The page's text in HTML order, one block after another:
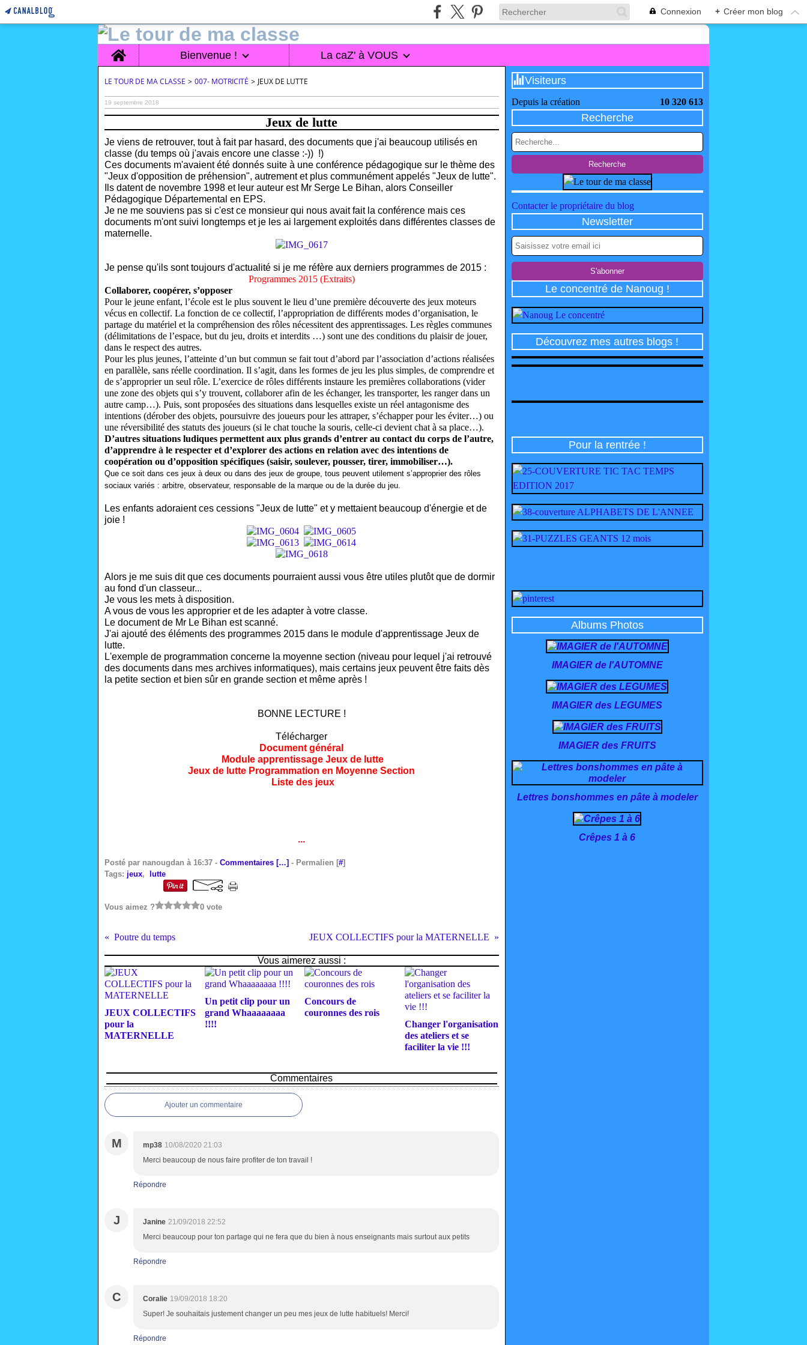
Connexion + Créer mon blog
Home Bienvenue ! La caZ' à VOUS
LE TOUR DE MA CLASSE > 007- MOTRICITÉ > JEUX DE LUTTE
19 septembre 2018
Jeux de lutte
Je viens de retrouver, tout à fait par hasard, des documents que j'ai beaucoup utilisés en
classe (du temps où j'avais encore une classe :-)) !)
Ces documents m'avaient été donnés suite à une conférence pédagogique sur le thème des
"Jeux d'opposition de préhension", autrement et plus communément appelés "Jeux de lutte".
Ils datent de novembre 1998 et leur auteur est Mr Serge Le Bihan, alors Conseiller
Pédagogique Départemental en EPS.
Je ne me souviens pas si c'est ce monsieur qui nous avait fait la conférence mais ces
documents m'ont suivi longtemps et je les ai largement exploités dans différentes classes de
maternelle.
Je pense qu'ils sont toujours d'actualité si je me réfère aux derniers programmes de 2015 :
Programmes 2015 (Extraits)
Collaborer, coopérer, s’opposer
Pour le jeune enfant, l’école est le plus souvent le lieu d’une première découverte des jeux moteurs
vécus en collectif. La fonction de ce collectif, l’appropriation de différents modes d’organisation, le
partage du matériel et la compréhension des rôles nécessitent des apprentissages. Les règles communes
(délimitations de l’espace, but du jeu, droits et interdits …) sont une des conditions du plaisir de jouer,
dans le respect des autres.
Pour les plus jeunes, l’atteinte d’un but commun se fait tout d’abord par l’association d’actions réalisées
en parallèle, sans réelle coordination. Il s’agit, dans les formes de jeu les plus simples, de comprendre et
de s’approprier un seul rôle. L’exercice de rôles différents instaure les premières collaborations (vider
une zone des objets qui s’y trouvent, collaborer afin de les échanger, les transporter, les ranger dans un
autre camp…). Puis, sont proposées des situations dans lesquelles existe un réel antagonisme des
intentions (dérober des objets, poursuivre des joueurs pour les attraper, s’échapper pour les éviter…) ou
une réversibilité des statuts des joueurs (si le chat touche la souris, celle-ci devient chat à sa place…).
D’autres situations ludiques permettent aux plus grands d’entrer au contact du corps de l’autre,
d’apprendre à le respecter et d’explorer des actions en relation avec des intentions de
coopération ou d’opposition spécifiques (saisir, soulever, pousser, tirer, immobiliser…).
Que ce soit dans ces jeux à deux ou dans des jeux de groupe, tous peuvent utilement s’approprier des rôles
sociaux variés : arbitre, observateur, responsable de la marque ou de la durée du jeu.
Les enfants adoraient ces cessions "Jeux de lutte" et y mettaient beaucoup d'énergie et de
joie !
Alors je me suis dit que ces documents pourraient aussi vous être utiles plutôt que de dormir
au fond d'un classeur...
Je vous les mets à disposition.
A vous de vous les approprier et de les adapter à votre classe.
Le document de Mr Le Bihan est scanné.
J'ai ajouté des éléments des programmes 2015 dans le module d'apprentissage Jeux de
lutte.
L'exemple de programmation concerne la moyenne section (niveau pour lequel j'ai retrouvé
des documents dans mes archives informatiques), mais certains jeux peuvent être faits dès
la petite section et bien sûr en grande section et même après !
BONNE LECTURE !
Télécharger
Document général
Module apprentissage Jeux de lutte
Jeux de lutte Programmation en Moyenne Section
Liste des jeux
...
Posté par nanougdan à 16:37 - Commentaires […] - Permalien [#]
Tags: jeux, lutte
Vous aimez ? 0 vote
Poutre du temps JEUX COLLECTIFS pour la MATERNELLE
Vous aimerez aussi :
JEUX COLLECTIFS
pour la
MATERNELLE
Un petit clip pour un
grand Whaaaaaaaa
!!!!
Concours de
couronnes des rois
Changer l'organisation
des ateliers et se
faciliter la vie !!!
Commentaires
Ajouter un commentaire
M mp38 10/08/2020 21:03
Merci beaucoup de nous faire profiter de ton travail !
Répondre
J Janine 21/09/2018 22:52
Merci beaucoup pour ton partage qui ne fera que du bien à nous enseignants mais surtout aux petits
Répondre
C Coralie 19/09/2018 18:20
Super! Je souhaitais justement changer un peu mes jeux de lutte habituels! Merci!
Répondre
Visiteurs
Depuis la création 10 320 613
Recherche
Contacter le propriétaire du blog
Newsletter
Le concentré de Nanoug !
Découvrez mes autres blogs !
Pour la rentrée !
Albums Photos
IMAGIER de l'AUTOMNE
IMAGIER des LEGUMES
IMAGIER des FRUITS
Lettres bonshommes en pâte à modeler
Crêpes 1 à 6